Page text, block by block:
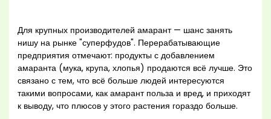
Для крупных производителей амарант — шанс занять
нишу на рынке "суперфудов". Перерабатывающие
предприятия отмечают: продукты с добавлением
амаранта (мука, крупа, хлопья) продаются всё лучше. Это
связано с тем, что всё больше людей интересуются
такими вопросами, как амарант польза и вред, и приходят
к выводу, что плюсов у этого растения гораздо больше.